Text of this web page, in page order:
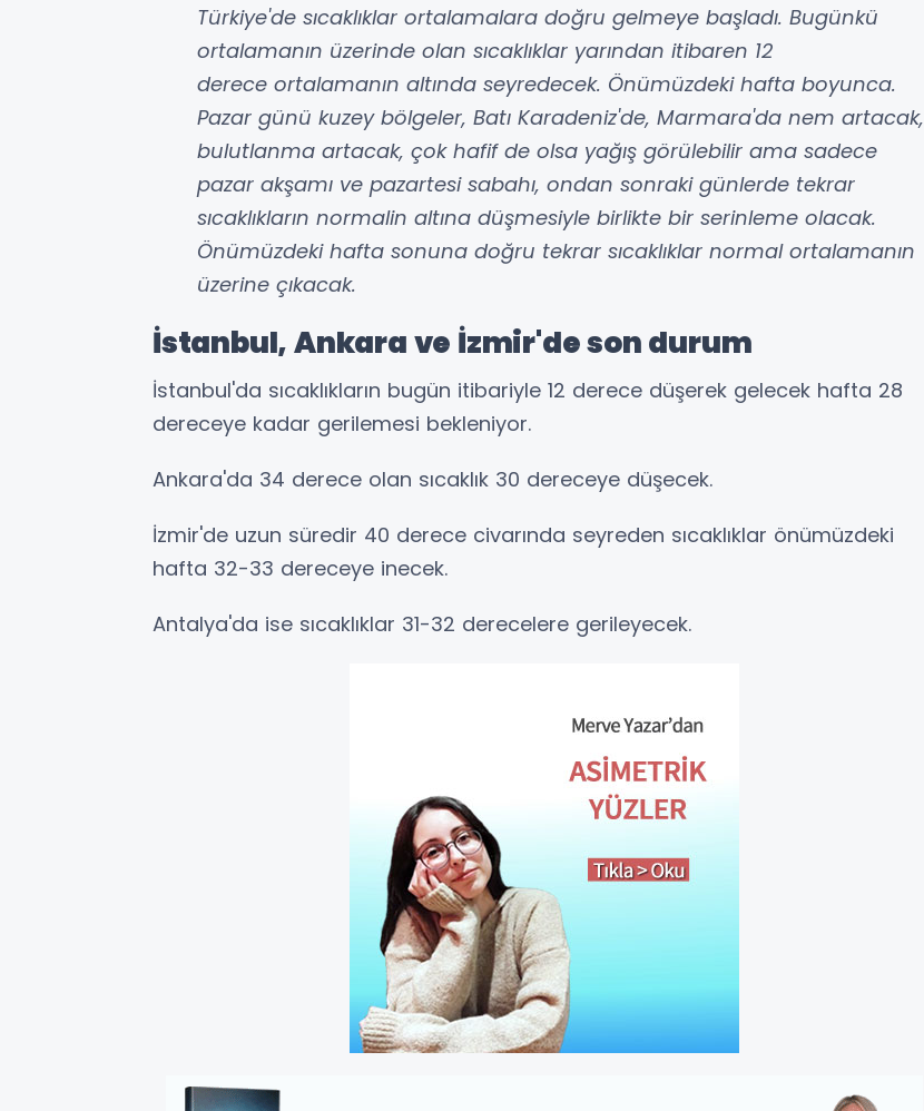
Türkiye'de sıcaklıklar ortalamalara doğru gelmeye başladı. Bugünkü
ortalamanın üzerinde olan sıcaklıklar yarından itibaren 12
derece ortalamanın altında seyredecek. Önümüzdeki hafta boyunca.
Pazar günü kuzey bölgeler, Batı Karadeniz'de, Marmara'da nem artacak,
bulutlanma artacak, çok hafif de olsa yağış görülebilir ama sadece
pazar akşamı ve pazartesi sabahı, ondan sonraki günlerde tekrar
sıcaklıkların normalin altına düşmesiyle birlikte bir serinleme olacak.
Önümüzdeki hafta sonuna doğru tekrar sıcaklıklar normal ortalamanın
üzerine çıkacak.
İstanbul, Ankara ve İzmir'de son durum
İstanbul'da sıcaklıkların bugün itibariyle 12 derece düşerek gelecek hafta 28
dereceye kadar gerilemesi bekleniyor.
Ankara'da 34 derece olan sıcaklık 30 dereceye düşecek.
İzmir'de uzun süredir 40 derece civarında seyreden sıcaklıklar önümüzdeki
hafta 32-33 dereceye inecek.
Antalya'da ise sıcaklıklar 31-32 derecelere gerileyecek.